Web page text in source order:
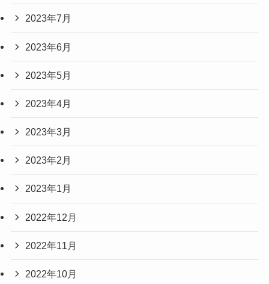
2023年7月
2023年6月
2023年5月
2023年4月
2023年3月
2023年2月
2023年1月
2022年12月
2022年11月
2022年10月